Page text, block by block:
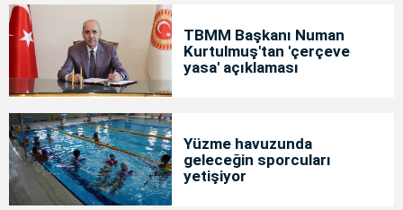
TBMM Başkanı Numan
Kurtulmuş'tan 'çerçeve
yasa' açıklaması
Yüzme havuzunda
geleceğin sporcuları
yetişiyor